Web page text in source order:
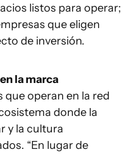
listos para operar;
que eligen
de inversión.
la marca
que operan en la red
donde la
y la cultura
“En lugar de